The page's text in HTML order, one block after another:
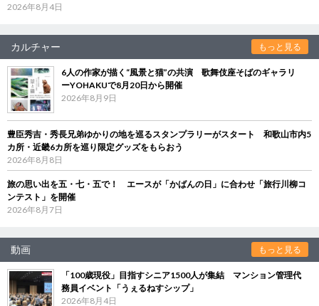
2026年8月4日
カルチャー もっと見る
6人の作家が描く“風景と猫”の共演 歌舞伎座そばのギャラリ
ーYOHAKUで8月20日から開催
2026年8月9日
豊臣秀吉・秀長兄弟ゆかりの地を巡るスタンプラリーがスタート 和歌山市内5
カ所・近畿6カ所を巡り限定グッズをもらおう
2026年8月8日
旅の思い出を五・七・五で！ エースが「かばんの日」に合わせ「旅行川柳コ
ンテスト」を開催
2026年8月7日
動画 もっと見る
「100歳現役」目指すシニア1500人が集結 マンション管理代
務員イベント「うぇるねすシップ」
2026年8月4日